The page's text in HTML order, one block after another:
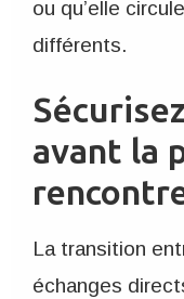
ou qu’elle
différents.
avant la
La transition
échanges